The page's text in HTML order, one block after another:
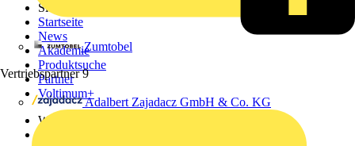
Zumtobel
Vertriebspartner 9
Adalbert Zajadacz GmbH & Co. KG
Sitemap
Startseite
News
Akademie
Produktsuche
Partner
Voltimum+
Weitere Links